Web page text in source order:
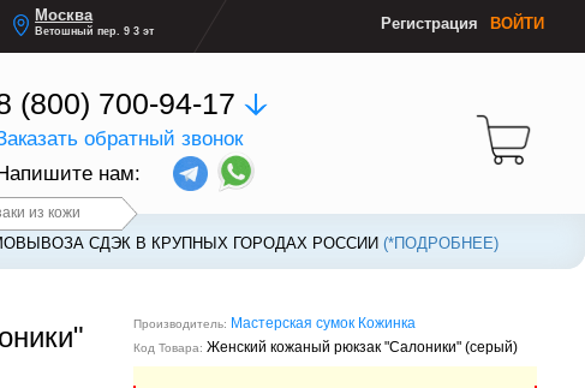
Москва
Ветошный пер. 9 3 эт Регистрация ВОЙТИ
(800) 700-94-17
обратный звонок
нам:
из кожи
СДЭК В КРУПНЫХ ГОРОДАХ РОССИИ (*ПОДРОБНЕЕ)
СДЭК В КРУПНЫХ ГОРОДАХ РОССИИ (*ПОДРОБНЕЕ)
Производитель: Мастерская сумок Кожинка
Код Товара: Женский кожаный рюкзак "Салоники" (серый)